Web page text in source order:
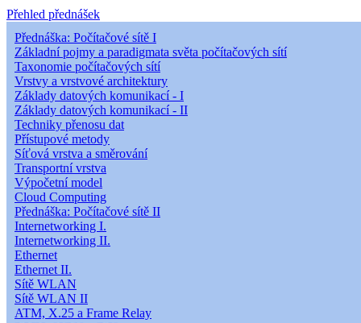
Přehled přednášek
Přednáška: Počítačové sítě I
Základní pojmy a paradigmata světa počítačových sítí
Taxonomie počítačových sítí
Vrstvy a vrstvové architektury
Základy datových komunikací - I
Základy datových komunikací - II
Techniky přenosu dat
Přístupové metody
Síťová vrstva a směrování
Transportní vrstva
Výpočetní model
Cloud Computing
Přednáška: Počítačové sítě II
Internetworking I.
Internetworking II.
Ethernet
Ethernet II.
Sítě WLAN
Sítě WLAN II
ATM, X.25 a Frame Relay